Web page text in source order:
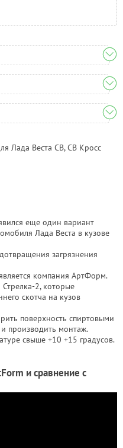
Лада Веста СВ, СВ Кросс
еще один вариант
Лада Веста в кузове
загрязнения
компания АртФорм.
2, которые
скотча на кузов
поверхность спиртовыми
производить монтаж.
свыше +10 +15 градусов.
и сравнение с